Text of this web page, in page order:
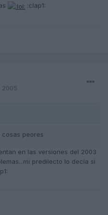
:clap1:
2005
cosas peores
en las versiones del 2003
predilecto lo decía si